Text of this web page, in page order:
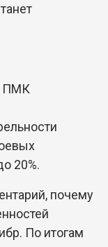
ПМК
20%.
почему
По итогам